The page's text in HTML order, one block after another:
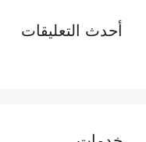
أحدث التعليقات